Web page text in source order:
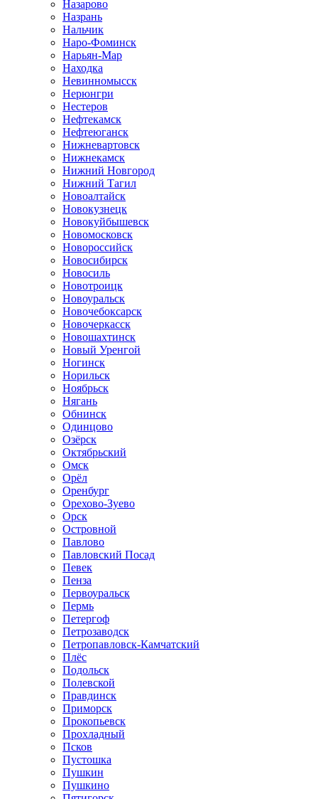
Назарово
Назрань
Нальчик
Наро-Фоминск
Нарьян-Мар
Находка
Невинномысск
Нерюнгри
Нестеров
Нефтекамск
Нефтеюганск
Нижневартовск
Нижнекамск
Нижний Новгород
Нижний Тагил
Новоалтайск
Новокузнецк
Новокуйбышевск
Новомосковск
Новороссийск
Новосибирск
Новосиль
Новотроицк
Новоуральск
Новочебоксарск
Новочеркасск
Новошахтинск
Новый Уренгой
Ногинск
Норильск
Ноябрьск
Нягань
Обнинск
Одинцово
Озёрск
Октябрьский
Омск
Орёл
Оренбург
Орехово-Зуево
Орск
Островной
Павлово
Павловский Посад
Певек
Пенза
Первоуральск
Пермь
Петергоф
Петрозаводск
Петропавловск-Камчатский
Плёс
Подольск
Полевской
Правдинск
Приморск
Прокопьевск
Прохладный
Псков
Пустошка
Пушкин
Пушкино